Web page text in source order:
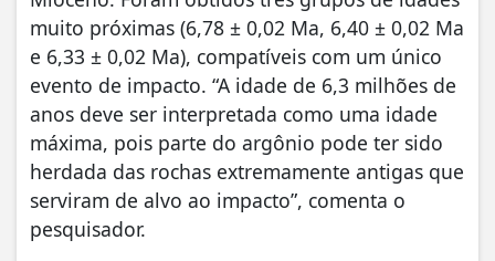
muito próximas (6,78 ± 0,02 Ma, 6,40 ± 0,02 Ma
e 6,33 ± 0,02 Ma), compatíveis com um único
evento de impacto. “A idade de 6,3 milhões de
anos deve ser interpretada como uma idade
máxima, pois parte do argônio pode ter sido
herdada das rochas extremamente antigas que
serviram de alvo ao impacto”, comenta o
pesquisador.